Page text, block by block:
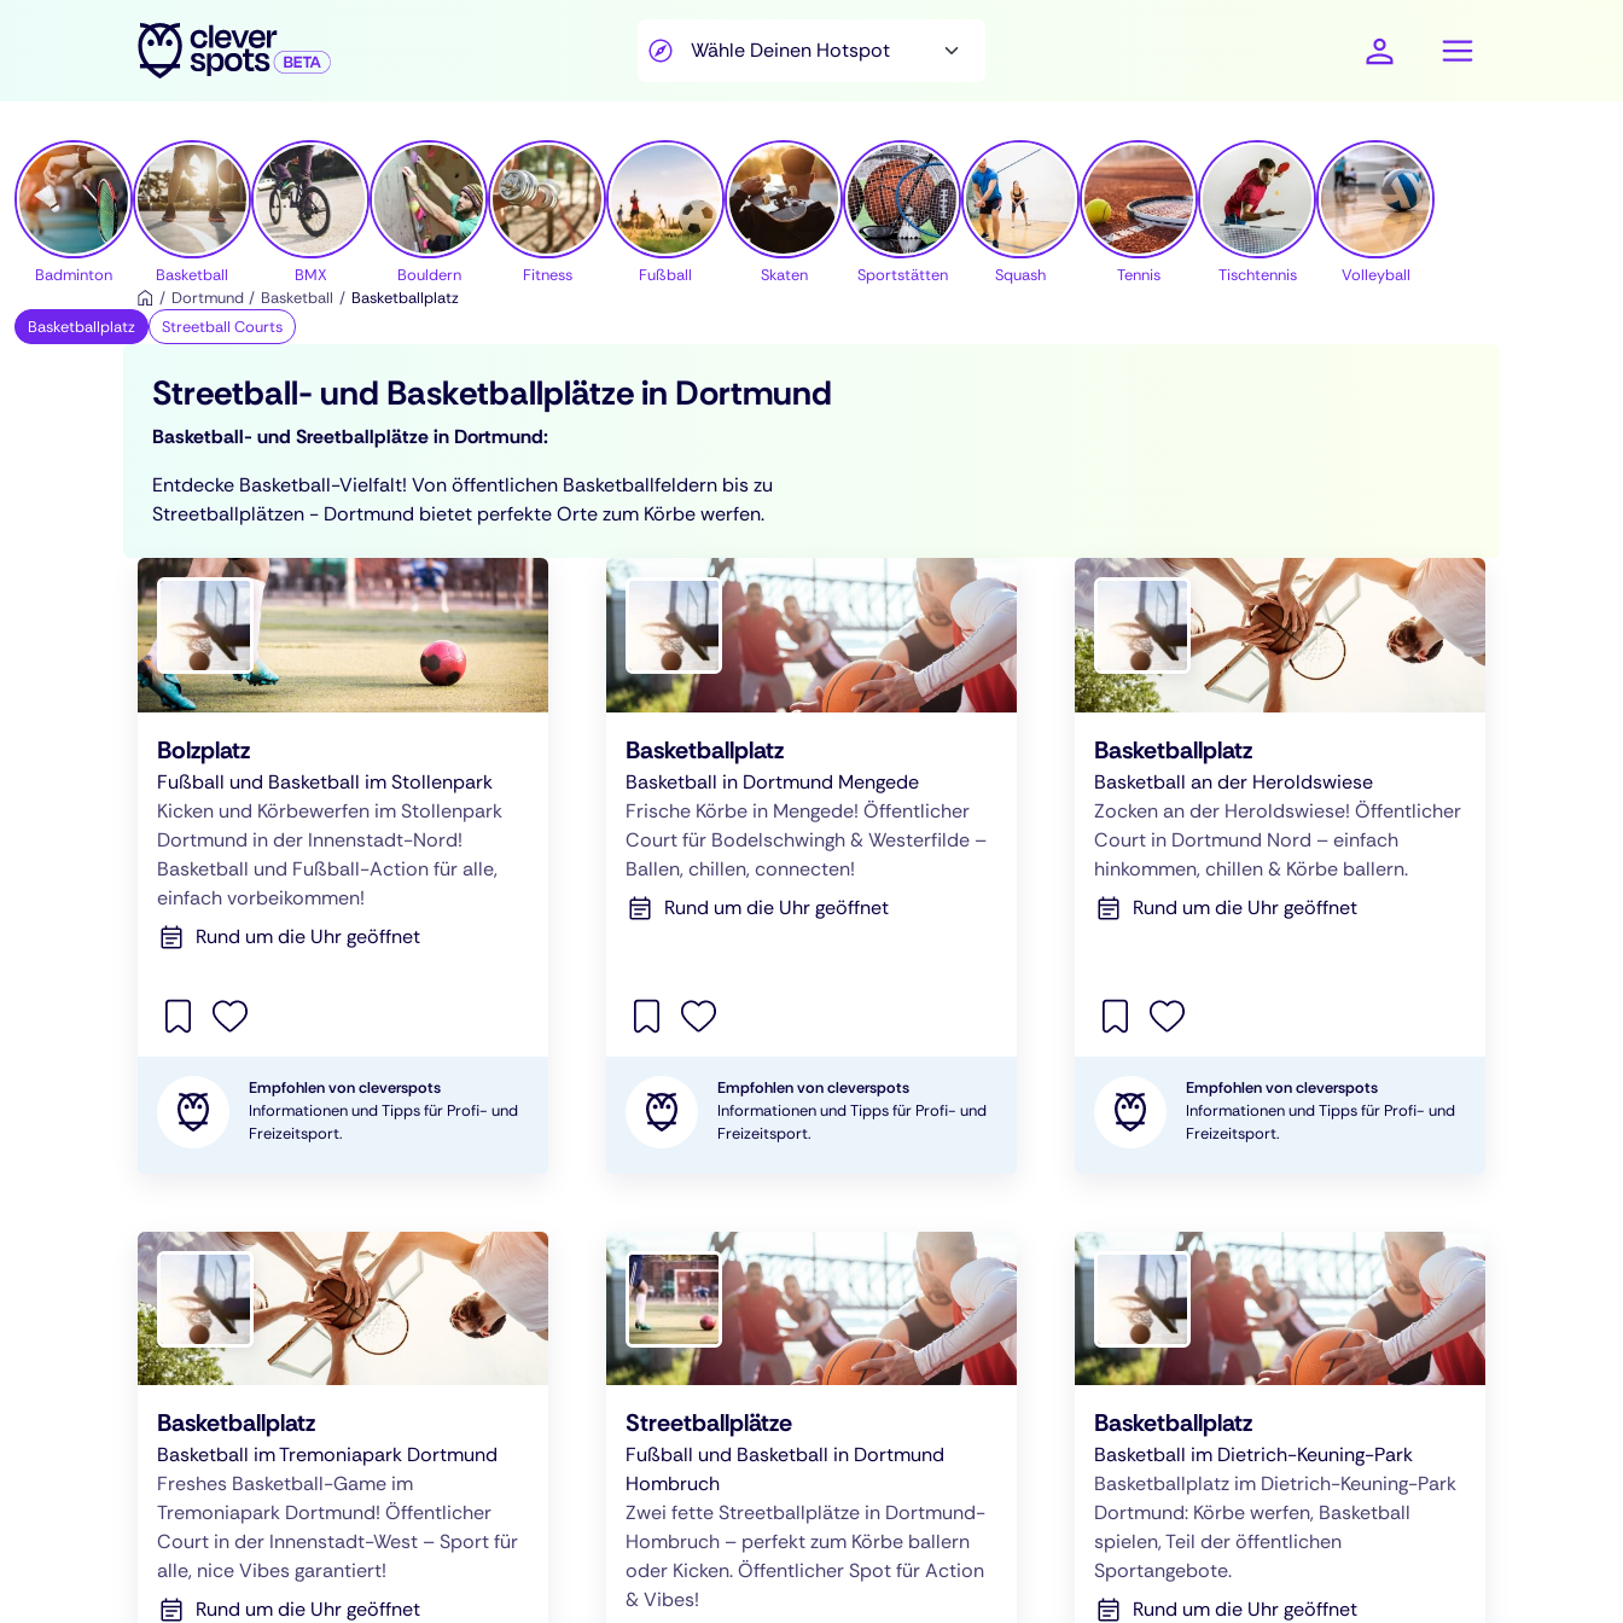
cleverspots - Sport
Badminton Basketball BMX Bouldern Fitness Fußball Skaten Sportstätten Squash Tennis Tischtennis
Volleyball
Dortmund
Basketball
Basketballplatz
Basketballplatz
Streetball Courts
Streetball- und Basketballplätze in Dortmund
Basketball- und Sreetballplätze in Dortmund:
Entdecke Basketball-Vielfalt! Von öffentlichen Basketballfeldern bis zu
Streetballplätzen - Dortmund bietet perfekte Orte zum Körbe werfen.
Bolzplatz
Fußball und Basketball im Stollenpark
Kicken und Körbewerfen im Stollenpark
Dortmund in der Innenstadt-Nord!
Basketball und Fußball-Action für alle,
einfach vorbeikommen!
Rund um die Uhr geöffnet
Empfohlen von cleverspots
Informationen und Tipps für Profi- und
Freizeitsport.
Basketballplatz
Basketball in Dortmund Mengede
Frische Körbe in Mengede! Öffentlicher
Court für Bodelschwingh & Westerfilde –
Ballen, chillen, connecten!
Rund um die Uhr geöffnet
Empfohlen von cleverspots
Informationen und Tipps für Profi- und
Freizeitsport.
Basketballplatz
Basketball an der Heroldswiese
Zocken an der Heroldswiese! Öffentlicher
Court in Dortmund Nord – einfach
hinkommen, chillen & Körbe ballern.
Rund um die Uhr geöffnet
Empfohlen von cleverspots
Informationen und Tipps für Profi- und
Freizeitsport.
Basketballplatz
Basketball im Tremoniapark Dortmund
Freshes Basketball-Game im
Tremoniapark Dortmund! Öffentlicher
Court in der Innenstadt-West – Sport für
alle, nice Vibes garantiert!
Rund um die Uhr geöffnet
Streetballplätze
Fußball und Basketball in Dortmund
Hombruch
Zwei fette Streetballplätze in Dortmund-
Hombruch – perfekt zum Körbe ballern
oder Kicken. Öffentlicher Spot für Action
& Vibes!
Basketballplatz
Basketball im Dietrich-Keuning-Park
Basketballplatz im Dietrich-Keuning-Park
Dortmund: Körbe werfen, Basketball
spielen, Teil der öffentlichen
Sportangebote.
Rund um die Uhr geöffnet